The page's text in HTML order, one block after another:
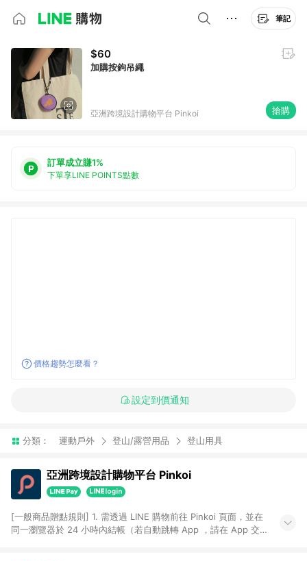
筆記
$60
加購按鉤吊繩
亞洲跨境設計購物平台 Pinkoi 搶購
訂單成立賺1%
下單享LINE POINTS點數
價格趨勢怎麼看？
設定到價通知
分類： 運動戶外 登山/露營用品 登山用具
亞洲跨境設計購物平台 Pinkoi
[一般商品贈點規則] 1. 需透過 LINE 購物前往 Pinkoi 頁面，並在
同一瀏覽器於 24 小時內結帳（若自動跳轉 App ，請在 App 交